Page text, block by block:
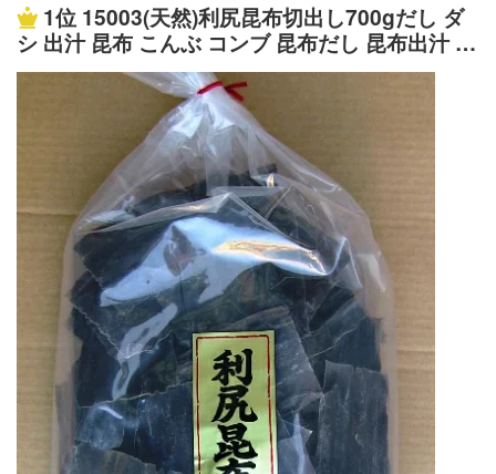
1位 15003(天然)利尻昆布切出し700gだし ダ
シ 出汁 昆布 こんぶ コンブ 昆布だし 昆布出汁 こ
ぶだし 無添加 離乳食 北海道 お取り寄せ